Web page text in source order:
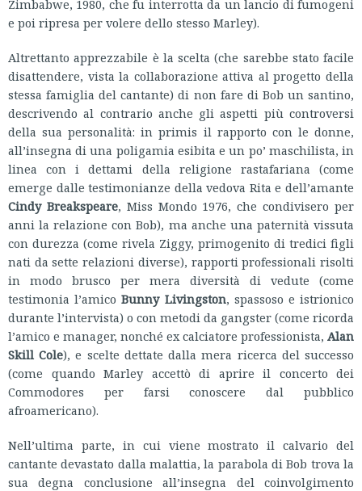
Zimbabwe, 1980, che fu interrotta da un lancio di fumogeni
e poi ripresa per volere dello stesso Marley).
Altrettanto apprezzabile è la scelta (che sarebbe stato facile
disattendere, vista la collaborazione attiva al progetto della
stessa famiglia del cantante) di non fare di Bob un santino,
descrivendo al contrario anche gli aspetti più controversi
della sua personalità: in primis il rapporto con le donne,
all’insegna di una poligamia esibita e un po’ maschilista, in
linea con i dettami della religione rastafariana (come
emerge dalle testimonianze della vedova Rita e dell’amante
Cindy Breakspeare, Miss Mondo 1976, che condivisero per
anni la relazione con Bob), ma anche una paternità vissuta
con durezza (come rivela Ziggy, primogenito di tredici figli
nati da sette relazioni diverse), rapporti professionali risolti
in modo brusco per mera diversità di vedute (come
testimonia l’amicoBunny Livingston, spassoso e istrionico
durante l’intervista) o con metodi da gangster (come ricorda
l’amico e manager, nonché ex calciatore professionista, Alan
Skill Cole), e scelte dettate dalla mera ricerca del successo
(come quando Marley accettò di aprire il concerto dei
Commodores per farsi conoscere dal pubblico
afroamericano).
Nell’ultima parte, in cui viene mostrato il calvario del
cantante devastato dalla malattia, la parabola di Bob trova la
sua degna conclusione all’insegna del coinvolgimento